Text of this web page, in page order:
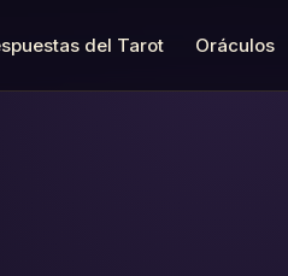
del Tarot Oráculos